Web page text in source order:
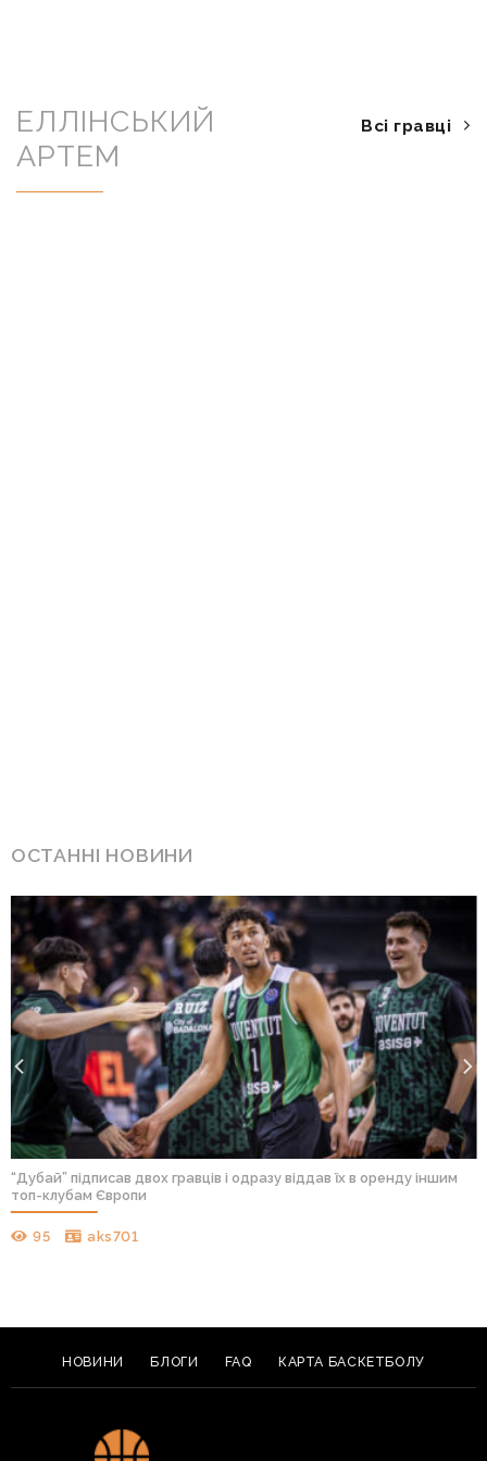
ЕЛЛІНСЬКИЙ
АРТЕМ
Всі гравці
ОСТАННІ НОВИНИ
“Дубай” підписав двох гравців і одразу віддав їх в оренду іншим
топ-клубам Європи
95 aks701
НОВИНИ БЛОГИ FAQ КАРТА БАСКЕТБОЛУ